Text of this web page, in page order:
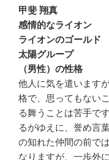
甲斐 翔真
感情的なライオン
ライオンのゴールド
太陽グループ
（男性）の性格
他人に気を遣います
格で、思ってもない
る舞うことは苦手で
るがゆえに、誉め言
の知れた仲間の前で
なりますが、一歩外